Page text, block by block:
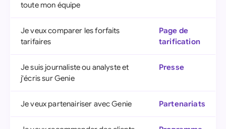
toute mon équipe
Je veux comparer les forfaits
tarifaires
Page de
tarification
Je suis journaliste ou analyste et
j'écris sur Genie
Presse
Je veux partenairiser avec Genie Partenariats